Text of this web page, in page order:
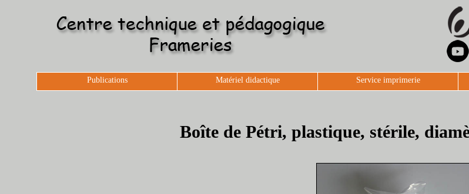
Publications Matériel didactique Service imprimerie
Boîte de Pétri, plastique, stérile,